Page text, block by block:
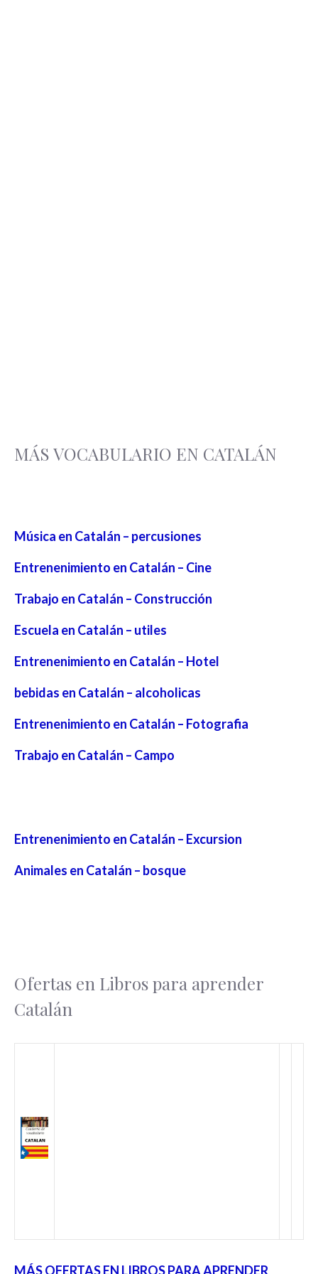
MÁS VOCABULARIO EN CATALÁN
Música en Catalán – percusiones
Entrenenimiento en Catalán – Cine
Trabajo en Catalán – Construcción
Escuela en Catalán – utiles
Entrenenimiento en Catalán – Hotel
bebidas en Catalán – alcoholicas
Entrenenimiento en Catalán – Fotografia
Trabajo en Catalán – Campo
Entrenenimiento en Catalán – Excursion
Animales en Catalán – bosque
Ofertas en Libros para aprender
Catalán
MÁS OFERTAS EN LIBROS PARA APRENDER